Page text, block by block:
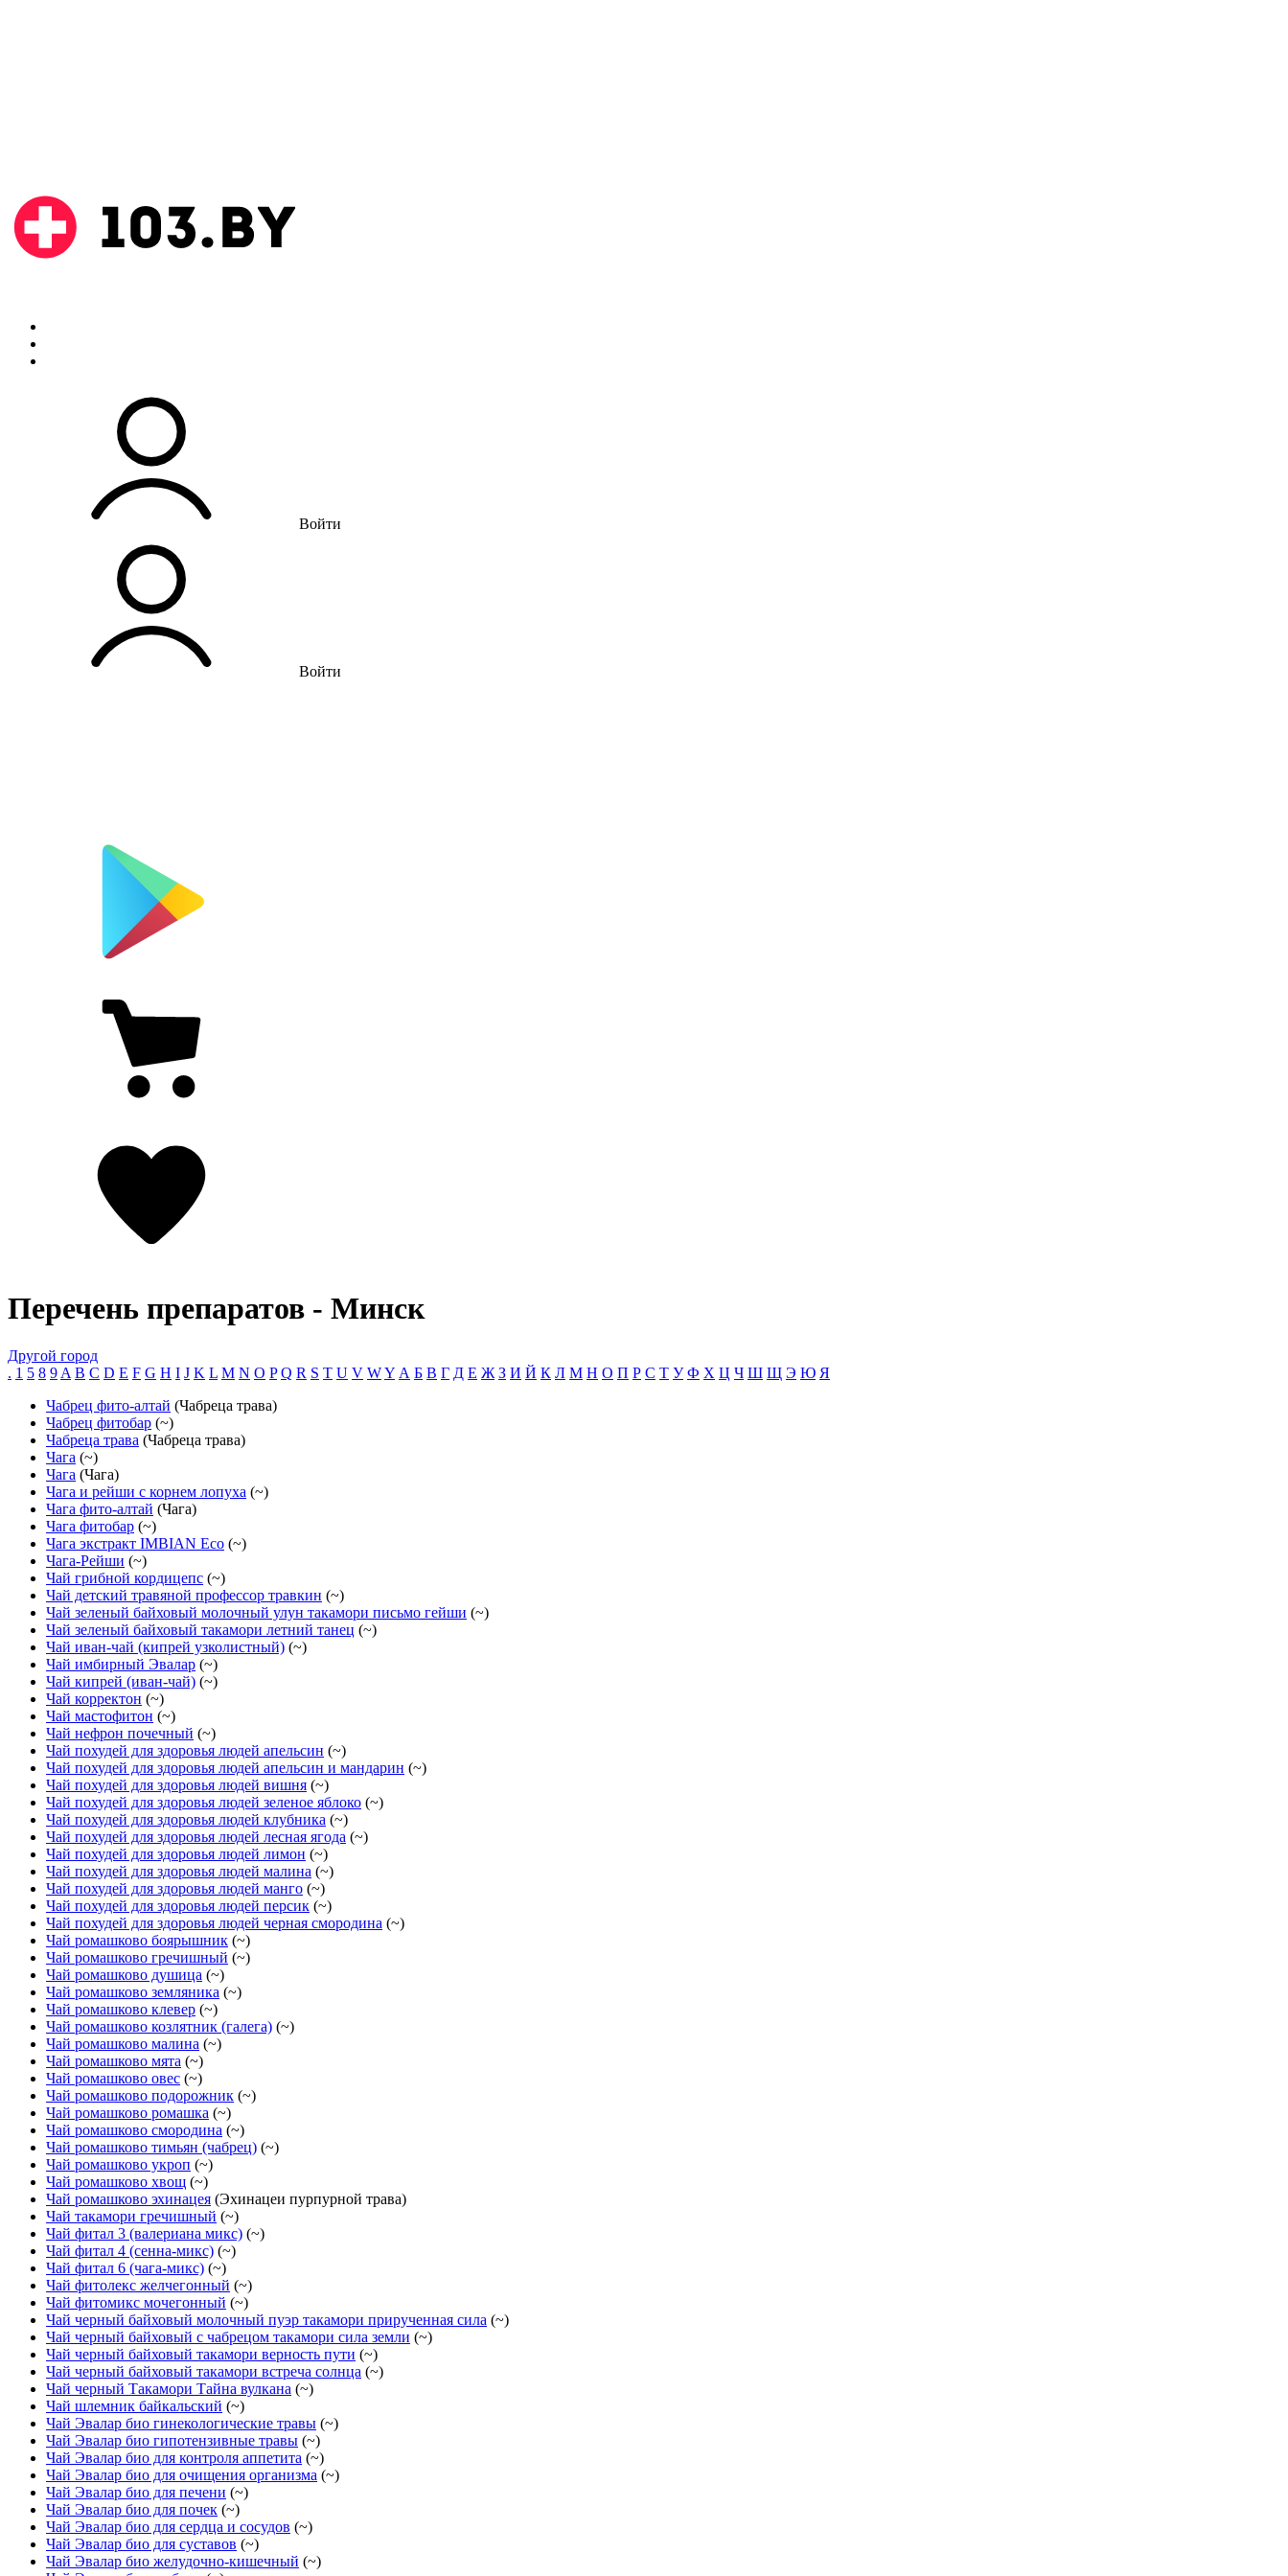
Войти
Войти
Перечень препаратов - Минск
Другой город
. 1 5 8 9 A B C D E F G H I J K L M N O P Q R S T U V WY А Б В Г Д Е Ж З И Й К Л М Н О П Р С Т У Ф Х Ц Ч Ш Щ Э Ю Я
Чабрец фито-алтай (Чабреца трава)
Чабрец фитобар (~)
Чабреца трава (Чабреца трава)
Чага (~)
Чага (Чага)
Чага и рейши с корнем лопуха (~)
Чага фито-алтай (Чага)
Чага фитобар (~)
Чага экстракт IMBIAN Eco (~)
Чага-Рейши (~)
Чай грибной кордицепс (~)
Чай детский травяной профессор травкин (~)
Чай зеленый байховый молочный улун такамори письмо гейши (~)
Чай зеленый байховый такамори летний танец (~)
Чай иван-чай (кипрей узколистный) (~)
Чай имбирный Эвалар (~)
Чай кипрей (иван-чай) (~)
Чай корректон (~)
Чай мастофитон (~)
Чай нефрон почечный (~)
Чай похудей для здоровья людей апельсин (~)
Чай похудей для здоровья людей апельсин и мандарин (~)
Чай похудей для здоровья людей вишня (~)
Чай похудей для здоровья людей зеленое яблоко (~)
Чай похудей для здоровья людей клубника (~)
Чай похудей для здоровья людей лесная ягода (~)
Чай похудей для здоровья людей лимон (~)
Чай похудей для здоровья людей малина (~)
Чай похудей для здоровья людей манго (~)
Чай похудей для здоровья людей персик (~)
Чай похудей для здоровья людей черная смородина (~)
Чай ромашково боярышник (~)
Чай ромашково гречишный (~)
Чай ромашково душица (~)
Чай ромашково земляника (~)
Чай ромашково клевер (~)
Чай ромашково козлятник (галега) (~)
Чай ромашково малина (~)
Чай ромашково мята (~)
Чай ромашково овес (~)
Чай ромашково подорожник (~)
Чай ромашково ромашка (~)
Чай ромашково смородина (~)
Чай ромашково тимьян (чабрец) (~)
Чай ромашково укроп (~)
Чай ромашково хвощ (~)
Чай ромашково эхинацея (Эхинацеи пурпурной трава)
Чай такамори гречишный (~)
Чай фитал 3 (валериана микс) (~)
Чай фитал 4 (сенна-микс) (~)
Чай фитал 6 (чага-микс) (~)
Чай фитолекс желчегонный (~)
Чай фитомикс мочегонный (~)
Чай черный байховый молочный пуэр такамори прирученная сила (~)
Чай черный байховый с чабрецом такамори сила земли (~)
Чай черный байховый такамори верность пути (~)
Чай черный байховый такамори встреча солнца (~)
Чай черный Такамори Тайна вулкана (~)
Чай шлемник байкальский (~)
Чай Эвалар био гинекологические травы (~)
Чай Эвалар био гипотензивные травы (~)
Чай Эвалар био для контроля аппетита (~)
Чай Эвалар био для очищения организма (~)
Чай Эвалар био для печени (~)
Чай Эвалар био для почек (~)
Чай Эвалар био для сердца и сосудов (~)
Чай Эвалар био для суставов (~)
Чай Эвалар био желудочно-кишечный (~)